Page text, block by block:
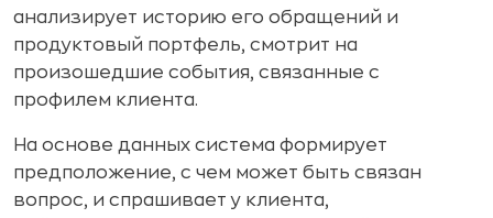
анализирует историю его обращений и
продуктовый портфель, смотрит на
произошедшие события, связанные с
профилем клиента.
На основе данных система формирует
предположение, с чем может быть связан
вопрос, и спрашивает у клиента,